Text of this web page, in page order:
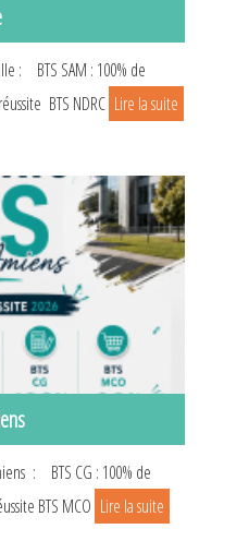
: BTS SAM : 100% de
BTS NDRC Lire la suite
: BTS CG : 100% de
BTS MCO Lire la suite